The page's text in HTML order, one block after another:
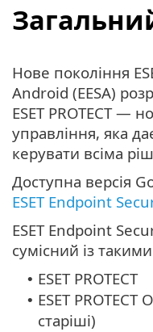
Нове покоління
Android (EESA)
ESET PROTECT —
управління, яка
керувати всіма
Доступна версія
ESET Endpoint
ESET Endpoint
сумісний із
• ESET PROTECT
• ESET PROTECT
старіші)